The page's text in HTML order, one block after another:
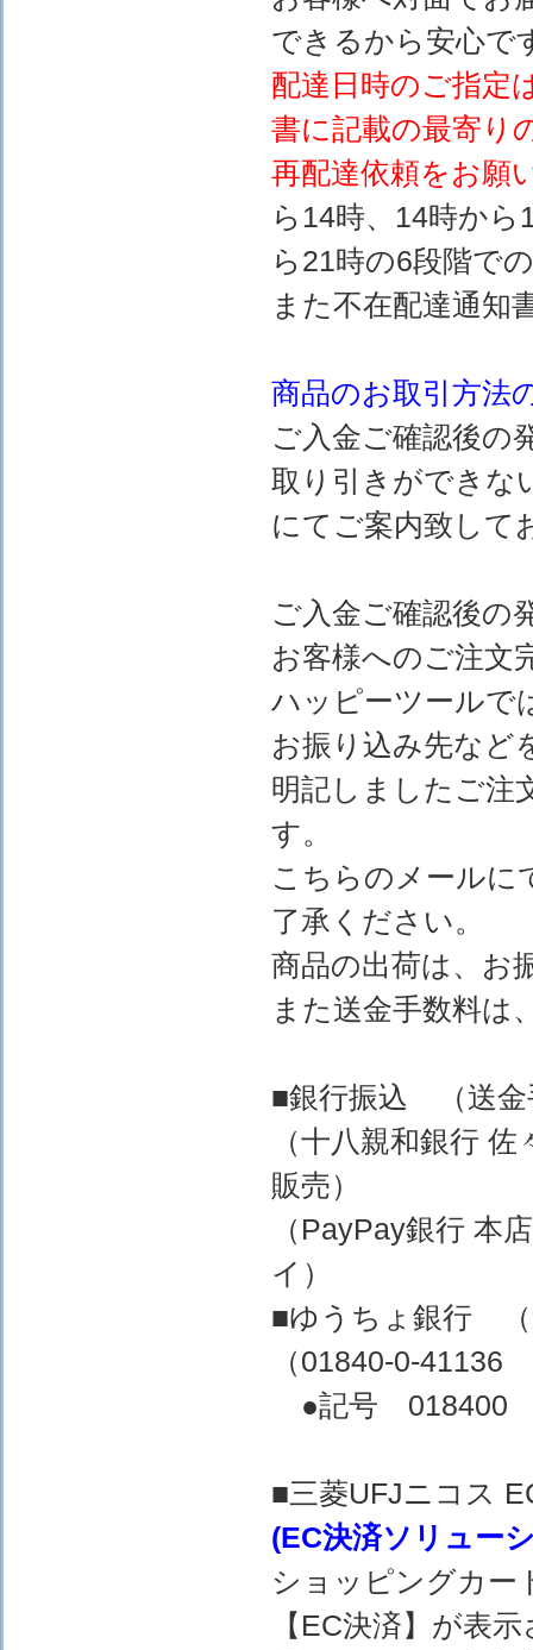
できるから安心で
配達日時のご指定
書に記載の最寄り
再配達依頼をお願
ら14時、14時か
ら21時の6段階で
また不在配達通知
商品のお取引方法
ご入金ご確認後の
取り引きができな
にてご案内致して
ご入金ご確認後の
お客様へのご注文
ハッピーツールで
お振り込み先など
明記しましたご注
す。
こちらのメールに
了承ください。
商品の出荷は、お
また送金手数料は
■銀行振込 （送金
（十八親和銀行
販売）
（PayPay銀行
イ）
■ゆうちょ銀行 （
（01840-0-
●記号 018400
■三菱UFJニコス
(EC決済ソリュー
ショッピングカー
【EC決済】が表